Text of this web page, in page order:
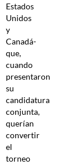
Estados
Unidos
y
Canadá-
que,
cuando
presentaron
su
candidatura
conjunta,
querían
convertir
el
torneo